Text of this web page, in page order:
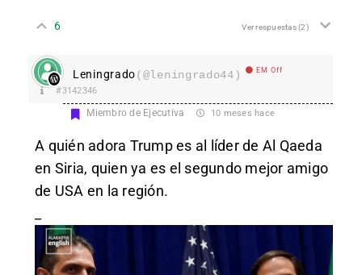
6 Ver respuestas(2)
Leningrado(@leningrado44) EM Off
#3142346
Miembro de Ejecutiva 10 meses hace
A quién adora Trump es al líder de Al Qaeda
en Siria, quien ya es el segundo mejor amigo
de USA en la región.